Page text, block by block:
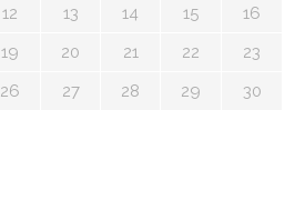
12 13 14 15
16
19 20 21 22
23
26 27 28 29
30